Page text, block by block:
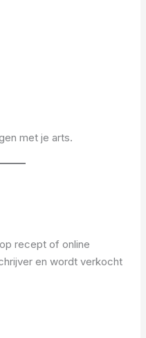
met je arts.
recept of online
en wordt verkocht